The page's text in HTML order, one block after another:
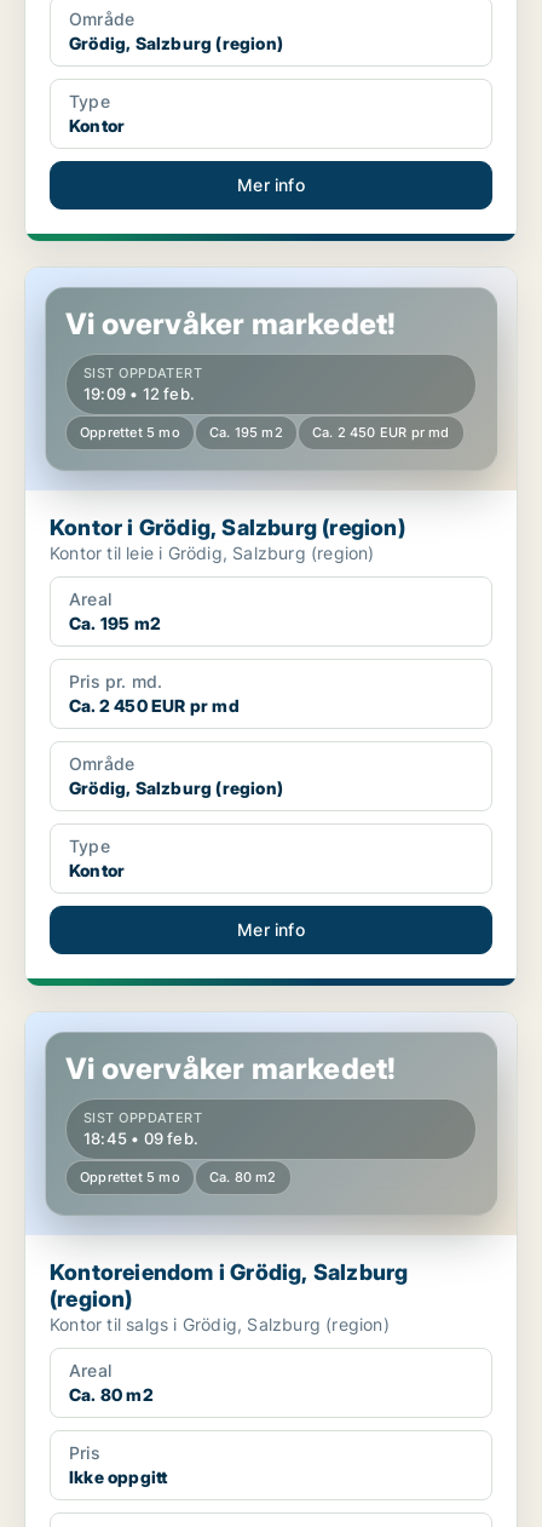
Område
Grödig, Salzburg (region)
Type
Kontor
Mer info
Kontor i Grödig, Salzburg (region)
Vi overvåker markedet!
SIST OPPDATERT
19:09 • 12 feb.
Opprettet 5 mo Ca. 195 m2 Ca. 2 450 EUR pr md
Kontor i Grödig, Salzburg (region)
Kontor til leie i Grödig, Salzburg (region)
Areal
Ca. 195 m2
Pris pr. md.
Ca. 2 450 EUR pr md
Område
Grödig, Salzburg (region)
Type
Kontor
Mer info
Kontoreiendom i Grödig, Salzburg (region)
Vi overvåker markedet!
SIST OPPDATERT
18:45 • 09 feb.
Opprettet 5 mo Ca. 80 m2
Kontoreiendom i Grödig, Salzburg
(region)
Kontor til salgs i Grödig, Salzburg (region)
Areal
Ca. 80 m2
Pris
Ikke oppgitt